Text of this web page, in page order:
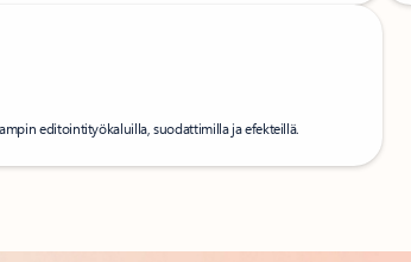
editointityökaluilla, suodattimilla ja efekteillä.